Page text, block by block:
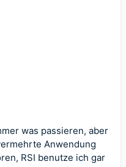
was passieren, aber
Anwendung
RSI benutze ich gar